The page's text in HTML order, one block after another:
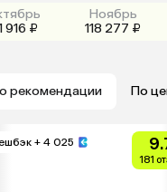
916 ₽
Ноябрь
118 277 ₽
рекомендации По
+ 4 025
181